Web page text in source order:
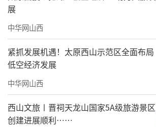
展
中华网山西
紧抓发展机遇！太原西山示范区全面布局
低空经济发展
中华网山西
西山文旅〡晋祠天龙山国家5A级旅游景区
创建进展顺利……